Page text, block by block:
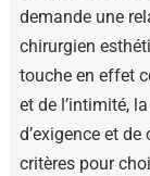
demande une
chirurgien
touche en effet
et de l’intimité,
d’exigence et
critères pour